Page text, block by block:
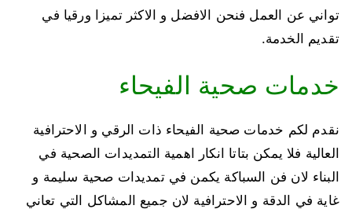
تواني عن العمل فنحن الافضل و الاكثر تميزا ورقيا في
تقديم الخدمة.
خدمات صحية الفيحاء
نقدم لكم خدمات صحية الفيحاء ذات الرقي و الاحترافية
العالية فلا يمكن بتاتا انكار اهمية التمديدات الصحية في
البناء لان فن السباكة يكمن في تمديدات صحية سليمة و
غاية في الدقة و الاحترافية لان جميع المشاكل التي تعاني